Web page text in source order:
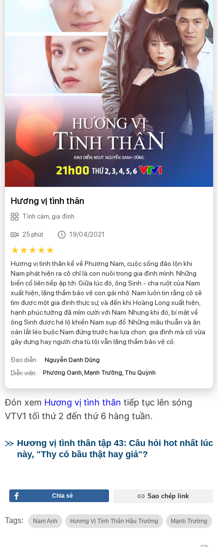
Hương vị tình thân
Tình cảm, gia đình
25 phút 19/04/2021
Hương vị tình thân kể về Phương Nam, cuộc sống đảo lộn khi
Nam phát hiện ra cô chỉ là con nuôi trong gia đình mình. Những
biến cố liên tiếp ập tới. Giữa lúc đó, ông Sinh - cha ruột của Nam
xuất hiện, lặng thầm bảo vệ con gái nhỏ. Nam luôn tin rằng cô sẽ
tìm được một gia đình thực sự, và đến khi Hoàng Long xuất hiện,
hạnh phúc tưởng đã mỉm cười với Nam. Nhưng khi đó, bí mật về
ông Sinh được hé lộ khiến Nam sụp đổ. Những mâu thuẫn và ân
oán lắt léo buộc Nam đứng trước hai lựa chọn: gia đình mà cô vừa
gây dựng hay người cha tù tội vẫn lặng thầm bảo vệ cô.
Đạo diễn:
Nguyễn Danh Dũng
Diễn viên:
Phương Oanh, Mạnh Trường, Thu Quỳnh
Đón xem Hương vị tình thân tiếp tục lên sóng
VTV1 tối thứ 2 đến thứ 6 hàng tuần.
Hương vị tình thân tập 43: Câu hỏi hot nhất lúc
này, "Thy có bầu thật hay giả"?
Chia sẻ Sao chép link
Tags: Nam Anh Hương Vị Tình Thân Hậu Trường Mạnh Trường